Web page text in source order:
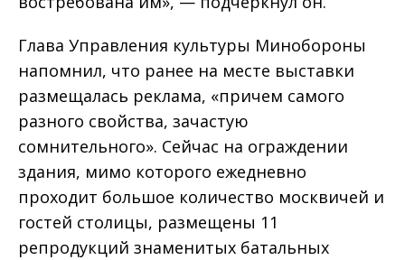
Глава Управления культуры Минобороны
напомнил, что ранее на месте выставки
размещалась реклама, «причем самого
разного свойства, зачастую
сомнительного». Сейчас на ограждении
здания, мимо которого ежедневно
проходит большое количество москвичей и
гостей столицы, размещены 11
репродукций знаменитых батальных